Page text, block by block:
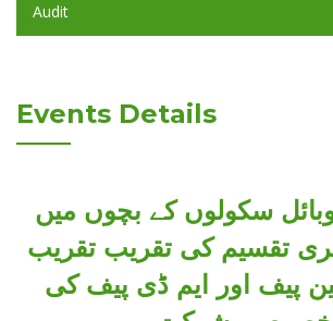
Audit
Events Details
سکولوں کے بچوں میں
تقسیم کی تقریب تقریب
پیف اور ایم ڈی پیف کی